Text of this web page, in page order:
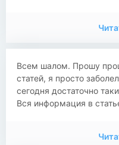
Всем шалом. Прошу
статей, я просто
сегодня достаточно
Вся информация в